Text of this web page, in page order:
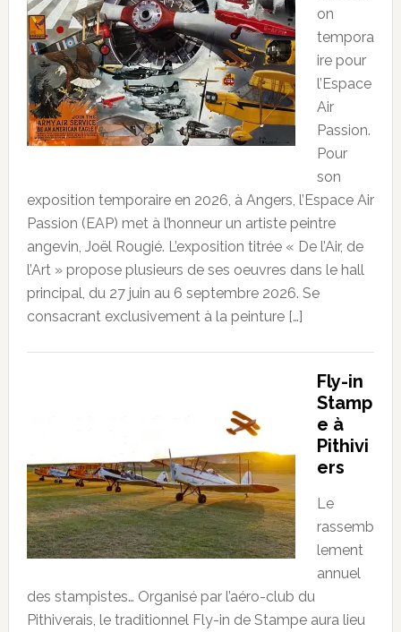
on
tempora
ire pour
l’Espace
Air
Passion.
Pour
son
exposition temporaire en 2026, à Angers, l’Espace Air
Passion (EAP) met à l’honneur un artiste peintre
angevin, Joël Rougié. L’exposition titrée « De l’Air, de
l’Art » propose plusieurs de ses oeuvres dans le hall
principal, du 27 juin au 6 septembre 2026. Se
consacrant exclusivement à la peinture […]
Fly-in
Stamp
e à
Pithivi
ers
Le
rassemb
lement
annuel
des stampistes… Organisé par l’aéro-club du
Pithiverais, le traditionnel Fly-in de Stampe aura lieu